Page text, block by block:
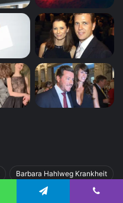
Barbara Hahlweg Krankheit
Brian Peppers